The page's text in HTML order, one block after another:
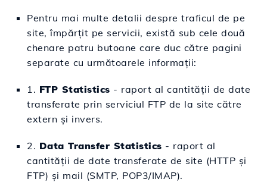
Pentru mai multe detalii despre traficul de pe
site, împărțit pe servicii, există sub cele două
chenare patru butoane care duc către pagini
separate cu următoarele informații:
1. FTP Statistics - raport al cantității de date
transferate prin serviciul FTP de la site către
extern și invers.
2. Data Transfer Statistics - raport al
cantității de date transferate de site (HTTP și
FTP) și mail (SMTP, POP3/IMAP).